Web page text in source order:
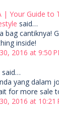
| Your Guide to
said…
bag cantiknya!
inside!
2016 at 9:50
said…
yang dalam
for more sale
2016 at 10:21